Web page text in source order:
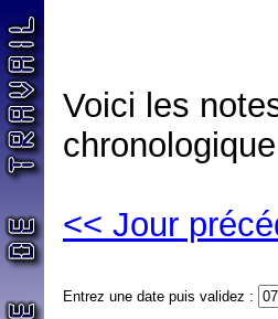
Voici les
chronologique
<< Jour
Entrez une date puis validez :